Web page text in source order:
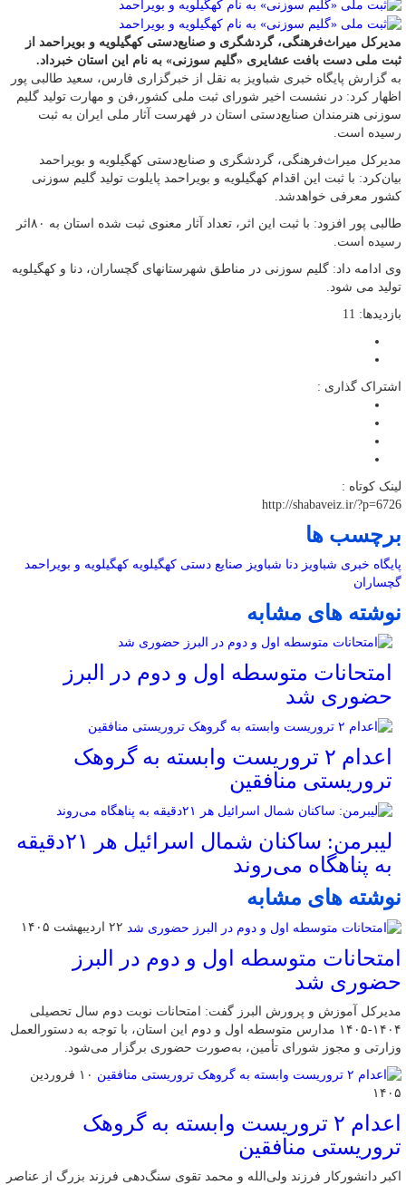
مدیرکل میراث‌فرهنگی، گردشگری و صنایع‌دستی کهگیلویه و بویراحمد از
ثبت ملی دست بافت عشایری «گلیم سوزنی» به نام این استان خبرداد.
به گزارش پایگاه خبری شباویز به نقل از خبرگزاری فارس، سعید طالبی پور
اظهار کرد: در نشست اخیر شورای ثبت ملی کشور،فن و مهارت تولید گلیم
سوزنی هنرمندان صنایع‌دستی استان در فهرست آثار ملی ایران به ثبت
رسیده است.
مدیرکل میراث‌فرهنگی، گردشگری و صنایع‌دستی کهگیلویه و بویراحمد
بیان‌کرد: با ثبت این اقدام کهگیلویه و بویراحمد پایلوت تولید گلیم سوزنی
کشور معرفی خواهدشد.
طالبی پور افزود: با ثبت این اثر، تعداد آثار معنوی ثبت شده استان به ۸۰اثر
رسیده است.
وی ادامه داد: گلیم سوزنی در مناطق شهرستانهای گچساران، دنا و کهگیلویه
تولید می شود.
بازدیدها: 11
اشتراک گذاری :
لینک کوتاه :
http://shabaveiz.ir/?p=6726
برچسب ها
پایگاه خبری شباویز دنا شباویز صنایع دستی کهگیلویه کهگیلویه و بویراحمد
گچساران
نوشته های مشابه
امتحانات متوسطه اول و دوم در البرز
حضوری شد
اعدام ۲ تروریست وابسته به گروهک
تروریستی منافقین
لیبرمن: ساکنان شمال اسرائیل هر ۲۱دقیقه
به پناهگاه می‌روند
نوشته های مشابه
۲۲ اردیبهشت ۱۴۰۵
امتحانات متوسطه اول و دوم در البرز
حضوری شد
مدیرکل آموزش و پرورش البرز گفت: امتحانات نوبت دوم سال تحصیلی
۱۴۰۴-۱۴۰۵ مدارس متوسطه اول و دوم این استان، با توجه به دستورالعمل
وزارتی و مجوز شورای تأمین، به‌صورت حضوری برگزار می‌شود.
۱۰ فروردین
۱۴۰۵
اعدام ۲ تروریست وابسته به گروهک
تروریستی منافقین
اکبر دانشورکار فرزند ولی‌الله و محمد تقوی سنگ‌دهی فرزند بزرگ از عناصر